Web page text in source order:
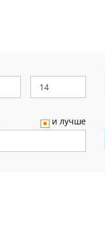
и лучше